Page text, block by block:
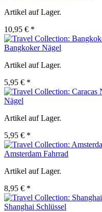
Artikel auf Lager.
10,95 € *
Bangkoker Nägel
Artikel auf Lager.
5,95 € *
Nägel
Artikel auf Lager.
5,95 € *
Amsterdam Fahrrad
Artikel auf Lager.
8,95 € *
Shanghai Schlüssel